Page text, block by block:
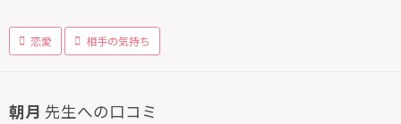
恋愛 相手の気持ち
朝月 先生への口コミ